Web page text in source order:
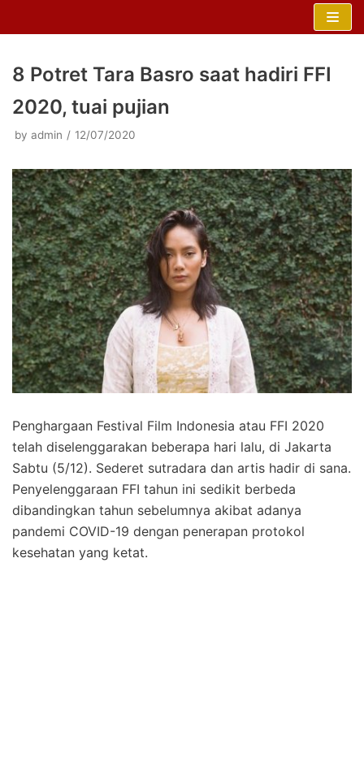
8 Potret Tara Basro saat hadiri FFI
2020, tuai pujian
by admin 12/07/2020
Penghargaan Festival Film Indonesia atau FFI 2020
telah diselenggarakan beberapa hari lalu, di Jakarta
Sabtu (5/12). Sederet sutradara dan artis hadir di sana.
Penyelenggaraan FFI tahun ini sedikit berbeda
dibandingkan tahun sebelumnya akibat adanya
pandemi COVID-19 dengan penerapan protokol
kesehatan yang ketat.